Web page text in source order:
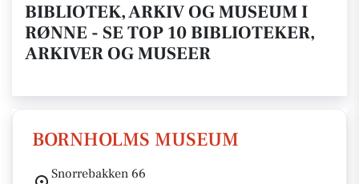
BIBLIOTEK, ARKIV OG MUSEUM I
RØNNE - SE TOP 10 BIBLIOTEKER,
ARKIVER OG MUSEER
BORNHOLMS MUSEUM
Snorrebakken 66